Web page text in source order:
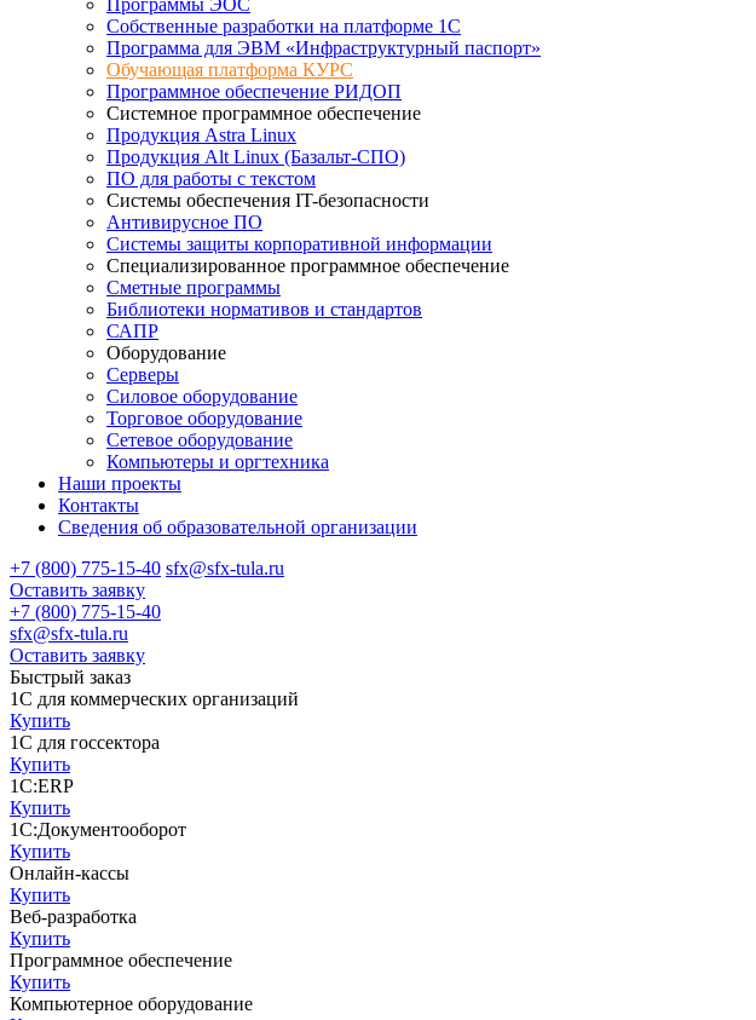
Программы ЭОС
Собственные разработки на платформе 1С
Программа для ЭВМ «Инфраструктурный паспорт»
Обучающая платформа КУРС
Программное обеспечение РИДОП
Системное программное обеспечение
Продукция Astra Linux
Продукция Alt Linux (Базальт-СПО)
ПО для работы с текстом
Системы обеспечения IT-безопасности
Антивирусное ПО
Системы защиты корпоративной информации
Специализированное программное обеспечение
Сметные программы
Библиотеки нормативов и стандартов
САПР
Оборудование
Серверы
Силовое оборудование
Торговое оборудование
Сетевое оборудование
Компьютеры и оргтехника
Наши проекты
Контакты
Сведения об образовательной организации
+7 (800) 775-15-40 sfx@sfx-tula.ru
Оставить заявку
+7 (800) 775-15-40
sfx@sfx-tula.ru
Оставить заявку
Быстрый заказ
1С для коммерческих организаций
Купить
1С для госсектора
Купить
1С:ERP
Купить
1С:Документооборот
Купить
Онлайн-кассы
Купить
Веб-разработка
Купить
Программное обеспечение
Купить
Компьютерное оборудование